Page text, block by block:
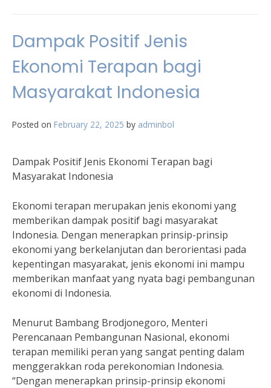
Dampak Positif Jenis
Ekonomi Terapan bagi
Masyarakat Indonesia
Posted on February 22, 2025 by adminbol
Dampak Positif Jenis Ekonomi Terapan bagi
Masyarakat Indonesia
Ekonomi terapan merupakan jenis ekonomi yang
memberikan dampak positif bagi masyarakat
Indonesia. Dengan menerapkan prinsip-prinsip
ekonomi yang berkelanjutan dan berorientasi pada
kepentingan masyarakat, jenis ekonomi ini mampu
memberikan manfaat yang nyata bagi pembangunan
ekonomi di Indonesia.
Menurut Bambang Brodjonegoro, Menteri
Perencanaan Pembangunan Nasional, ekonomi
terapan memiliki peran yang sangat penting dalam
menggerakkan roda perekonomian Indonesia.
“Dengan menerapkan prinsip-prinsip ekonomi